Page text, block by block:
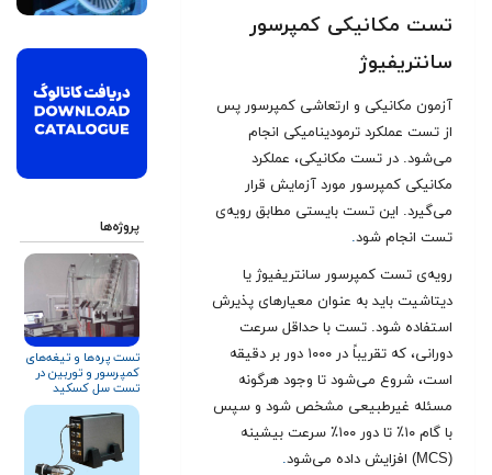
تست مکانیکی کمپرسور
سانتریفیوژ
آزمون مکانیکی و ارتعاشی کمپرسور پس
از تست عملکرد ترمودینامیکی انجام
می‌شود. در تست مکانیکی، عملکرد
مکانیکی کمپرسور مورد آزمایش قرار
می‌گیرد. این تست بایستی مطابق رویه‌ی
تست انجام شود.
رویه‌ی تست کمپرسور سانتریفیوژ یا
دیتاشیت باید به عنوان معیارهای پذیرش
استفاده شود. تست با حداقل سرعت
دورانی، که تقریباً در ۱۰۰۰ دور بر دقیقه
است، شروع می‌شود تا وجود هرگونه
مسئله غیرطبیعی مشخص شود و سپس
با گام ۱۰٪ تا دور ۱۰۰٪ سرعت بیشینه
(MCS) افزایش داده می‌شود
.
پروژه‌ها
تست پره‌ها و تیغه‌های
کمپرسور و توربین در
تست سل کسکید